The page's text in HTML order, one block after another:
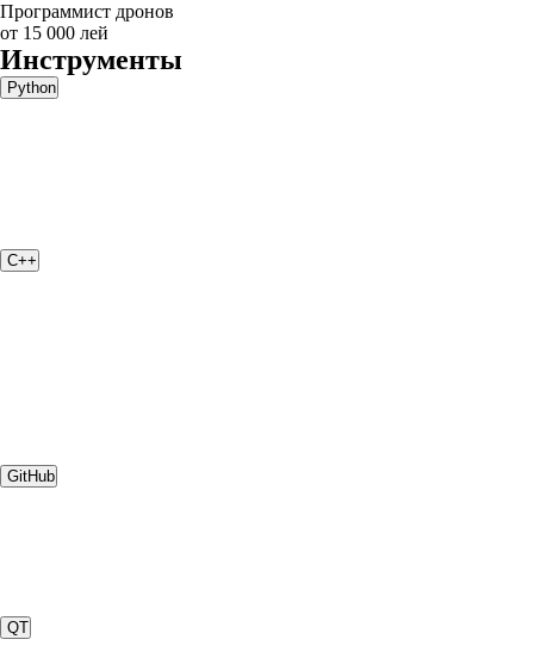
Программист дронов
от 15 000 лей
Инструменты
Python
C++
GitHub
QT